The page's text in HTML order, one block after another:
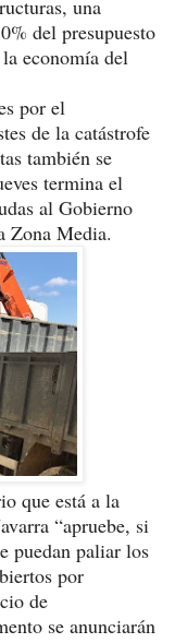
una
del presupuesto
economía del
por el
de la catástrofe
también se
termina el
al Gobierno
Zona Media.
que está a la
“apruebe, si
puedan paliar los
por
de
se anunciarán